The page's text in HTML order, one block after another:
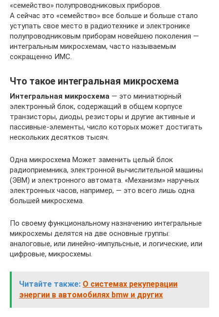
«семейство» полупроводниковых приборов.
А сейчас это «семейство» все больше и больше стало
уступать свое место в радиотехнике и электронике
полупроводниковым приборам новейшею поколения —
интегральным микросхемам, часто называемым
сокращенно ИМС.
Что такое интегральная микросхема
Интегральная микросхема — это миниатюрный
электронный блок, содержащий в общем корпусе
транзисторы, диоды, резисторы и другие активные и
пассивные-элементы, число которых может достигать
нескольких десятков тысяч.
Одна микросхема Может заменить целый блок
радиоприемника, электронной вычислительной машины
(ЭВМ) и электронного автомата. «Механизм» наручных
электронных часов, например, — это всего лишь одна
большей микросхема.
По своему функциональному назначению интегральные
микросхемы делятся на две основные группы:
аналоговые, или линейно-импульсные, и логические, или
цифровые, микросхемы.
Читайте также: О системах рекуперации
энергии в автомобилях bmw и других